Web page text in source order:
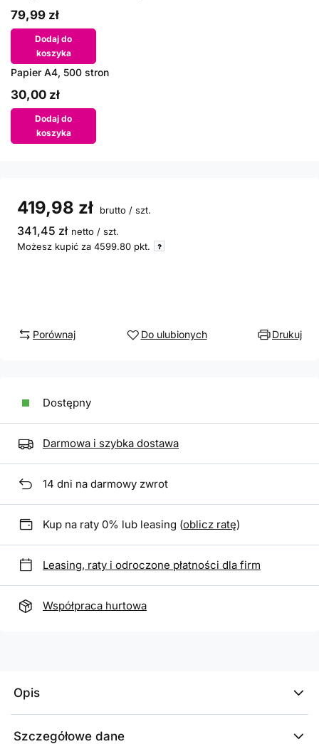
79,99 zł
Dodaj do
koszyka
Papier A4, 500 stron
30,00 zł
Dodaj do
koszyka
419,98 zł brutto / szt.
341,45 zł netto / szt.
Możesz kupić za 4599.80 pkt.
Porównaj Do ulubionych Drukuj
Dostępny
Darmowa i szybka dostawa
14 dni na darmowy zwrot
Kup na raty 0% lub leasing (oblicz ratę)
Leasing, raty i odroczone płatności dla firm
Współpraca hurtowa
Opis
Szczegółowe dane